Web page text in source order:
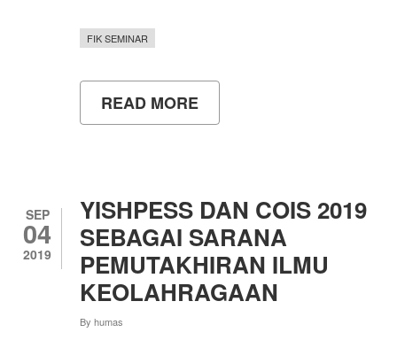
FIK SEMINAR
READ MORE
WORKSHOP
SEP
04
2019
YISHPESS DAN COIS 2019
SEBAGAI SARANA
PEMUTAKHIRAN ILMU
KEOLAHRAGAAN
By humas